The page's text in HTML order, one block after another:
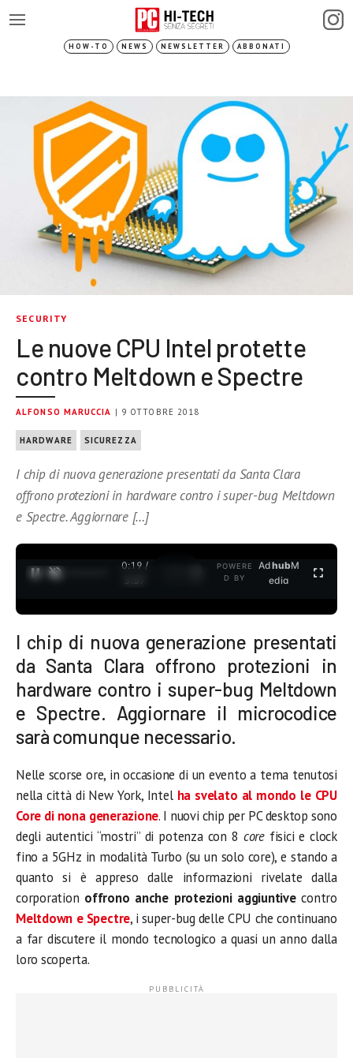
HOW-TO NEWS NEWSLETTER ABBONATI
SECURITY
Le nuove CPU Intel protette
contro Meltdown e Spectre
ALFONSO MARUCCIA | 9 OTTOBRE 2018
HARDWARE SICUREZZA
I chip di nuova generazione presentati da Santa Clara
offrono protezioni in hardware contro i super-bug Meltdown
e Spectre. Aggiornare […]
0:19 /
3:37
POWERE
D BY
AdhubM
edia
I chip di nuova generazione presentati
da Santa Clara offrono protezioni in
hardware contro i super-bug Meltdown
e Spectre. Aggiornare il microcodice
sarà comunque necessario.
Nelle scorse ore, in occasione di un evento a tema tenutosi
nella città di New York, Intel ha svelato al mondo le CPU
Core di nona generazione. I nuovi chip per PC desktop sono
degli autentici “mostri” di potenza con 8 corefisici e clock
fino a 5GHz in modalità Turbo (su un solo core), e stando a
quanto si è appreso dalle informazioni rivelate dalla
corporation offrono anche protezioni aggiuntivecontro
Meltdown e Spectre, i super-bug delle CPU che continuano
a far discutere il mondo tecnologico a quasi un anno dalla
loro scoperta.